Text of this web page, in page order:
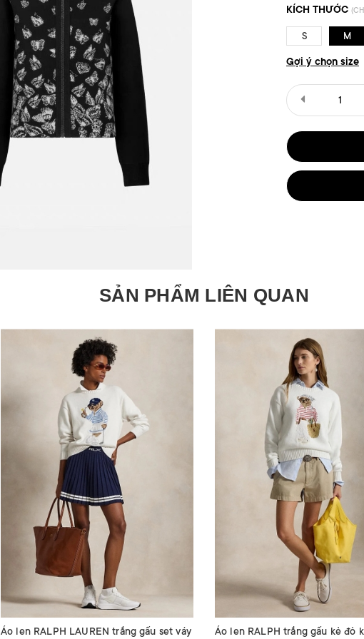
KÍCH THƯỚC
S M
Gợi ý chọn size
SẢN PHẨM LIÊN QUAN
Áo len RALPH LAUREN trắng gấu set váy
Áo len RALPH trắng gấu kẻ đỏ